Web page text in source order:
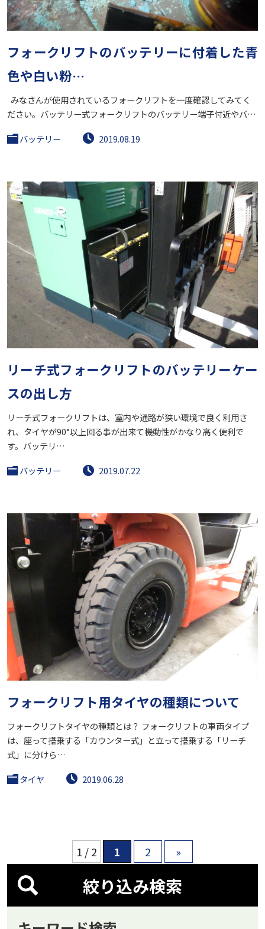
フォークリフトのバッテリーに付着した青
色や白い粉…
みなさんが使用されているフォークリフトを一度確認してみてく
ださい。バッテリー式フォークリフトのバッテリー端子付近やバ…
バッテリー
2019.08.19
リーチ式フォークリフトのバッテリーケー
スの出し方
リーチ式フォークリフトは、室内や通路が狭い環境で良く利用さ
れ、タイヤが90°以上回る事が出来て機動性がかなり高く便利で
す。バッテリ…
バッテリー
2019.07.22
フォークリフト用タイヤの種類について
フォークリフトタイヤの種類とは？ フォークリフトの車両タイプ
は、座って搭乗する「カウンター式」と立って搭乗する「リーチ
式」に分けら…
タイヤ
2019.06.28
1 / 2 1 2 »
絞り込み検索